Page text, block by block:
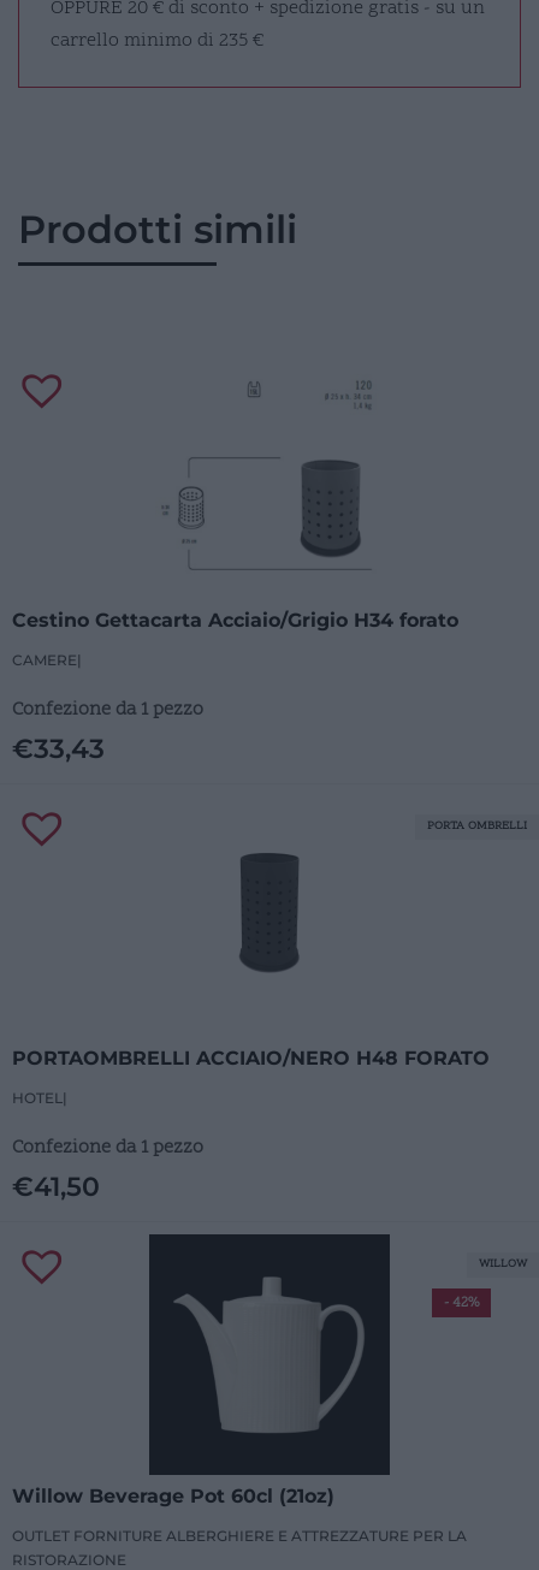
OPPURE 20 € di sconto + spedizione gratis - su un
carrello minimo di 235 €
Prodotti simili
Cestino Gettacarta Acciaio/Grigio H34 forato
CAMERE|
Confezione da 1 pezzo
€33,43
PORTAOMBRELLI ACCIAIO/NERO H48 FORATO
HOTEL |
Confezione da 1 pezzo
€41,50
PORTA OMBRELLI
Willow Beverage Pot 60cl (21oz)
OUTLET FORNITURE ALBERGHIERE E ATTREZZATURE PER LA
RISTORAZIONE
- 42%
WILLOW